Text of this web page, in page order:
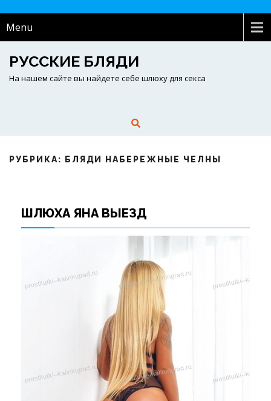
Menu
РУССКИЕ БЛЯДИ
На нашем сайте вы найдете себе шлюху для секса
РУБРИКА: БЛЯДИ НАБЕРЕЖНЫЕ ЧЕЛНЫ
ШЛЮХА ЯНА ВЫЕЗД